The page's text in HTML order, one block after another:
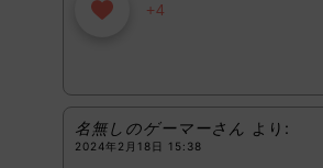
+4
名無しのゲーマーさん より:
2024年2月18日 15:38